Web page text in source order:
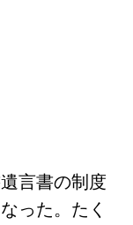
言書の制度
った。たく